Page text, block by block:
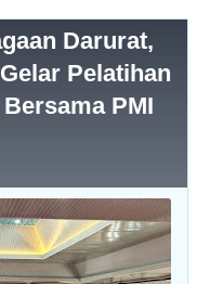
Darurat,
Pelatihan
PMI